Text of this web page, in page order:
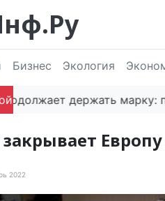
Бизнес Экология
держать марку:
2022